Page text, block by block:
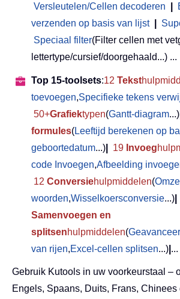
Versleutelen/Cellen decoderen
verzenden op basis van lijst
Speciaal filter(Filter cellen met
lettertype/cursief/doorgehaald...) ...
Top 15-toolsets:12 Tekst
toevoegen,Specifieke tekens
50+Grafiektypen(Gantt-diagram...)
formules(Leeftijd berekenen op
geboortedatum...) 19 Invoeg
code Invoegen,Afbeelding
12 Conversiehulpmiddelen(
woorden,Wisselkoersconversie...)
Samenvoegen en
splitsenhulpmiddelen(
van rijen,Excel-cellen splitsen...)
Gebruik Kutools in uw voorkeurstaal –
Engels, Spaans, Duits, Frans, Chinees